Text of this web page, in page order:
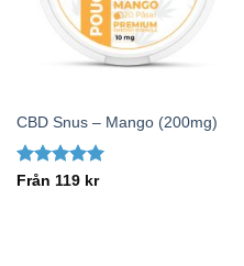
CBD Snus – Mango (200mg)
Betygsatt5
Från 119 kr